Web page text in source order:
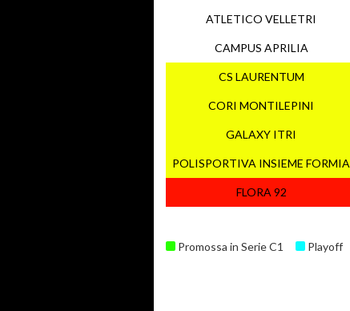
ATLETICO VELLETRI
CAMPUS APRILIA
CS LAURENTUM
CORI MONTILEPINI
GALAXY ITRI
POLISPORTIVA INSIEME FORMIA
FLORA 92
Promossa in Serie C1 Playoff